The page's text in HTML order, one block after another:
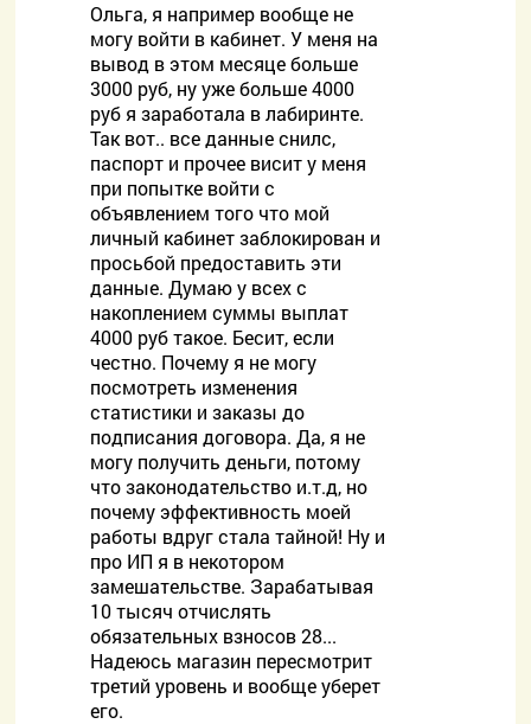
Ольга, я например вообще не
могу войти в кабинет. У меня на
вывод в этом месяце больше
3000 руб, ну уже больше 4000
руб я заработала в лабиринте.
Так вот.. все данные снилс,
паспорт и прочее висит у меня
при попытке войти с
объявлением того что мой
личный кабинет заблокирован и
просьбой предоставить эти
данные. Думаю у всех с
накоплением суммы выплат
4000 руб такое. Бесит, если
честно. Почему я не могу
посмотреть изменения
статистики и заказы до
подписания договора. Да, я не
могу получить деньги, потому
что законодательство и.т.д, но
почему эффективность моей
работы вдруг стала тайной! Ну и
про ИП я в некотором
замешательстве. Зарабатывая
10 тысяч отчислять
обязательных взносов 28...
Надеюсь магазин пересмотрит
третий уровень и вообще уберет
его.